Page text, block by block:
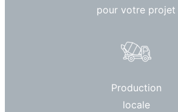
pour votre projet
Production
locale